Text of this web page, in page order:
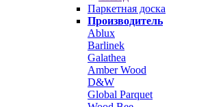
Паркетная доска
Производитель
Ablux
Barlinek
Galathea
Amber Wood
D&W
Global Parquet